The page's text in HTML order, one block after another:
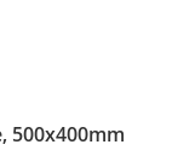
500x400mm